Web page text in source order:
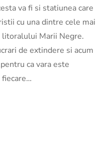
va fi si statiunea care
cu una dintre cele mai
litoralului Marii Negre.
de extindere si acum
ca vara este